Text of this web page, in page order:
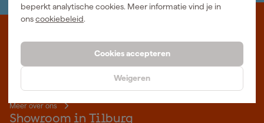
beperkt analytische cookies. Meer informatie vind je in
onscookiebeleid.
Cookies accepteren
Weigeren
Waar staat Gereedschapcentrum voor
Professioneel gereedschap met advies op maat: wij zijn dé online
specialist, wat je project ook is. Gereedschapcentrum is Beter
Meer over ons
Showroom in Tilburg